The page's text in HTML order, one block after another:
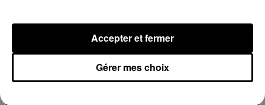
Gérer mes choix
Accepter et fermer